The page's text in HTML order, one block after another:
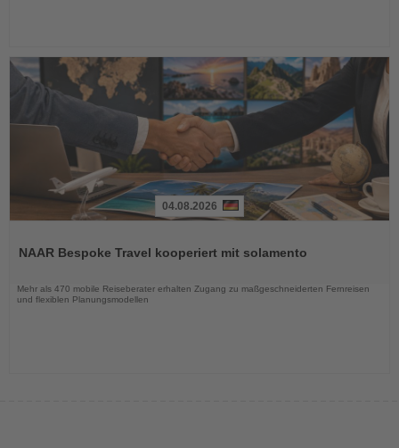
die
04.08.2026
NAAR Bespoke Travel kooperiert mit solamento
Mehr als 470 mobile Reiseberater erhalten Zugang zu maßgeschneiderten Fernreisen
und flexiblen Planungsmodellen